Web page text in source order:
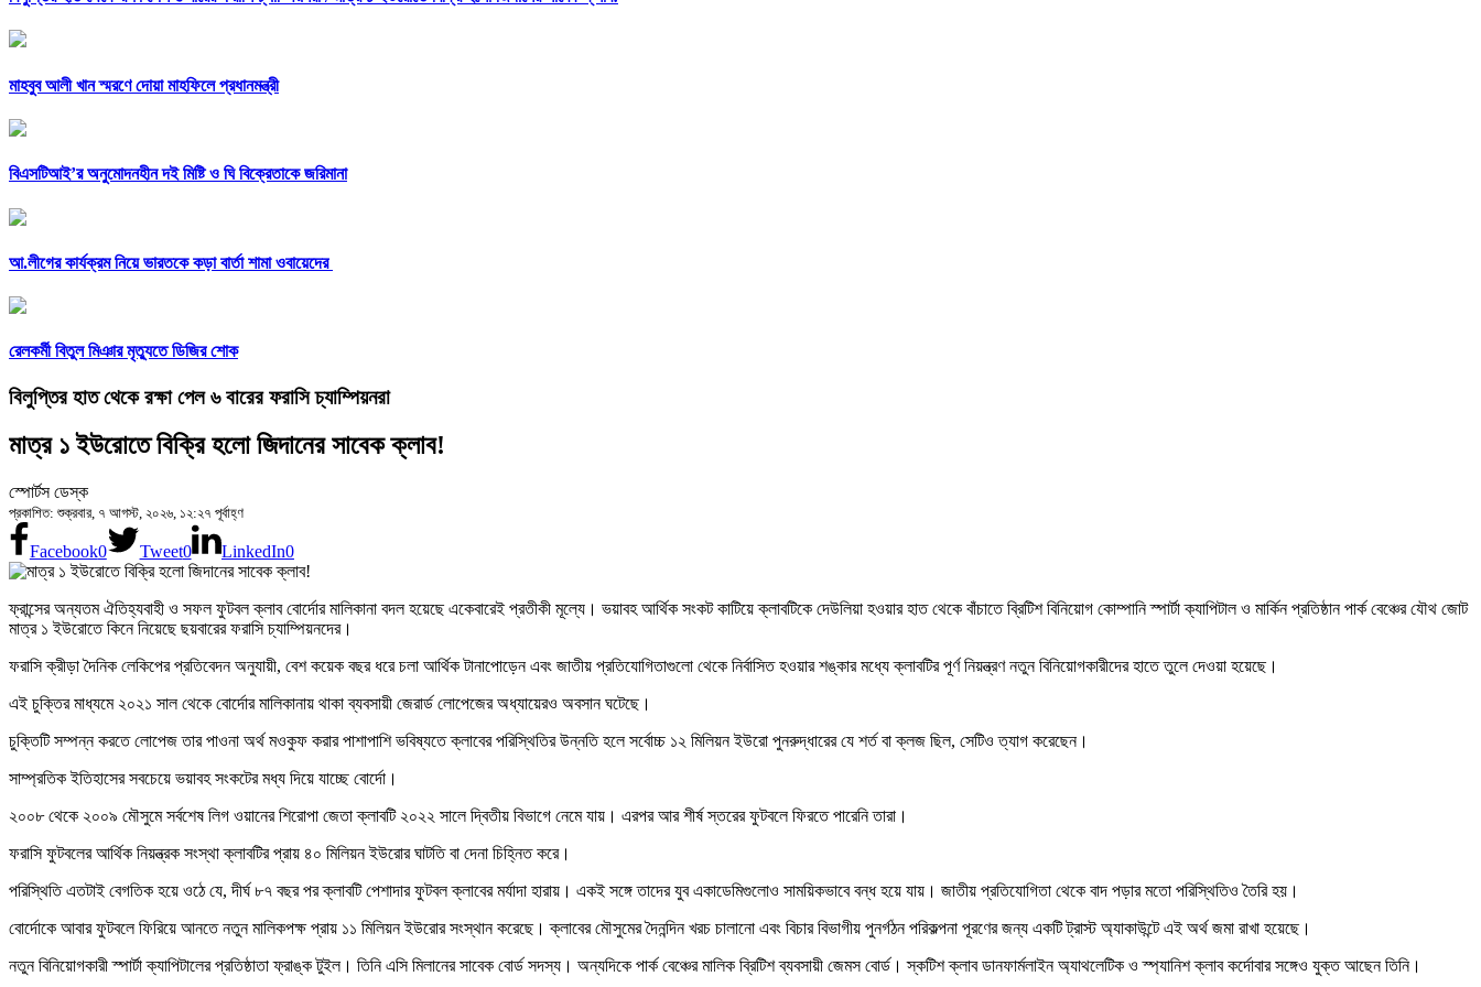
মাহবুব আলী খান স্মরণে দোয়া মাহফিলে প্রধানমন্ত্রী
বিএসটিআই’র অনুমোদনহীন দই মিষ্টি ও ঘি বিক্রেতাকে জরিমানা
আ.লীগের কার্যক্রম নিয়ে ভারতকে কড়া বার্তা শামা ওবায়েদের
রেলকর্মী বিতুল মিঞার মৃত্যুতে ডিজির শোক
বিলুপ্তির হাত থেকে রক্ষা পেল ৬ বারের ফরাসি চ্যাম্পিয়নরা
মাত্র ১ ইউরোতে বিক্রি হলো জিদানের সাবেক ক্লাব!
স্পোর্টস ডেস্ক
প্রকাশিত: শুক্রবার, ৭ আগস্ট, ২০২৬, ১২:২৭ পূর্বাহ্ণ
Facebook0 Tweet0 LinkedIn0
ফ্রান্সের অন্যতম ঐতিহ্যবাহী ও সফল ফুটবল ক্লাব বোর্দোর মালিকানা বদল হয়েছে একেবারেই প্রতীকী মূল্যে। ভয়াবহ আর্থিক সংকট কাটিয়ে ক্লাবটিকে দেউলিয়া হওয়ার হাত থেকে বাঁচাতে ব্রিটিশ বিনিয়োগ কোম্পানি স্পার্টা ক্যাপিটাল ও মার্কিন প্রতিষ্ঠান পার্ক বেঞ্চের যৌথ জোট
মাত্র ১ ইউরোতে কিনে নিয়েছে ছয়বারের ফরাসি চ্যাম্পিয়নদের।
ফরাসি ক্রীড়া দৈনিক লেকিপের প্রতিবেদন অনুযায়ী, বেশ কয়েক বছর ধরে চলা আর্থিক টানাপোড়েন এবং জাতীয় প্রতিযোগিতাগুলো থেকে নির্বাসিত হওয়ার শঙ্কার মধ্যে ক্লাবটির পূর্ণ নিয়ন্ত্রণ নতুন বিনিয়োগকারীদের হাতে তুলে দেওয়া হয়েছে।
এই চুক্তির মাধ্যমে ২০২১ সাল থেকে বোর্দোর মালিকানায় থাকা ব্যবসায়ী জেরার্ড লোপেজের অধ্যায়েরও অবসান ঘটেছে।
চুক্তিটি সম্পন্ন করতে লোপেজ তার পাওনা অর্থ মওকুফ করার পাশাপাশি ভবিষ্যতে ক্লাবের পরিস্থিতির উন্নতি হলে সর্বোচ্চ ১২ মিলিয়ন ইউরো পুনরুদ্ধারের যে শর্ত বা ক্লজ ছিল, সেটিও ত্যাগ করেছেন।
সাম্প্রতিক ইতিহাসের সবচেয়ে ভয়াবহ সংকটের মধ্য দিয়ে যাচ্ছে বোর্দো।
২০০৮ থেকে ২০০৯ মৌসুমে সর্বশেষ লিগ ওয়ানের শিরোপা জেতা ক্লাবটি ২০২২ সালে দ্বিতীয় বিভাগে নেমে যায়। এরপর আর শীর্ষ স্তরের ফুটবলে ফিরতে পারেনি তারা।
ফরাসি ফুটবলের আর্থিক নিয়ন্ত্রক সংস্থা ক্লাবটির প্রায় ৪০ মিলিয়ন ইউরোর ঘাটতি বা দেনা চিহ্নিত করে।
পরিস্থিতি এতটাই বেগতিক হয়ে ওঠে যে, দীর্ঘ ৮৭ বছর পর ক্লাবটি পেশাদার ফুটবল ক্লাবের মর্যাদা হারায়। একই সঙ্গে তাদের যুব একাডেমিগুলোও সাময়িকভাবে বন্ধ হয়ে যায়। জাতীয় প্রতিযোগিতা থেকে বাদ পড়ার মতো পরিস্থিতিও তৈরি হয়।
বোর্দোকে আবার ফুটবলে ফিরিয়ে আনতে নতুন মালিকপক্ষ প্রায় ১১ মিলিয়ন ইউরোর সংস্থান করেছে। ক্লাবের মৌসুমের দৈনন্দিন খরচ চালানো এবং বিচার বিভাগীয় পুনর্গঠন পরিকল্পনা পূরণের জন্য একটি ট্রাস্ট অ্যাকাউন্টে এই অর্থ জমা রাখা হয়েছে।
নতুন বিনিয়োগকারী স্পার্টা ক্যাপিটালের প্রতিষ্ঠাতা ফ্রাঙ্ক টুইল। তিনি এসি মিলানের সাবেক বোর্ড সদস্য। অন্যদিকে পার্ক বেঞ্চের মালিক ব্রিটিশ ব্যবসায়ী জেমস বোর্ড। স্কটিশ ক্লাব ডানফার্মলাইন অ্যাথলেটিক ও স্প্যানিশ ক্লাব কর্দোবার সঙ্গেও যুক্ত আছেন তিনি।